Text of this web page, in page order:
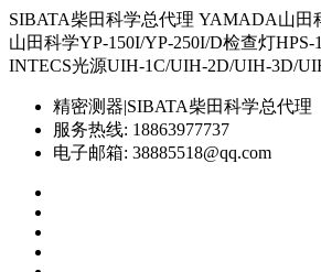
SIBATA柴田科学总代理 YAMADA山田
山田科学YP-150I/YP-250I/D检查灯HPS-
INTECS光源UIH-1C/UIH-2D/UIH-3D/
精密测器|SIBATA柴田科学总代理
服务热线: 18863977737
电子邮箱: 38885518@qq.com